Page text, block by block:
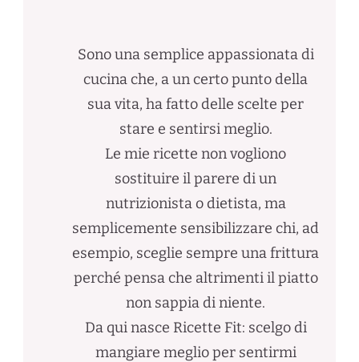
Sono una semplice appassionata di
cucina che, a un certo punto della
sua vita, ha fatto delle scelte per
stare e sentirsi meglio.
Le mie ricette non vogliono
sostituire il parere di un
nutrizionista o dietista, ma
semplicemente sensibilizzare chi, ad
esempio, sceglie sempre una frittura
perché pensa che altrimenti il piatto
non sappia di niente.
Da qui nasce Ricette Fit: scelgo di
mangiare meglio per sentirmi